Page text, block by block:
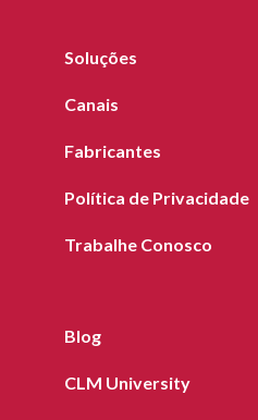
Soluções
Canais
Fabricantes
Política de Privacidade
Trabalhe Conosco
Blog
CLM University